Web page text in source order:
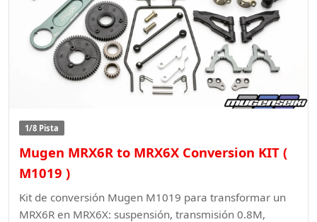
1/8 Pista
Mugen MRX6R to MRX6X Conversion KIT (
M1019 )
Kit de conversión Mugen M1019 para transformar un
MRX6R en MRX6X: suspensión, transmisión 0.8M,